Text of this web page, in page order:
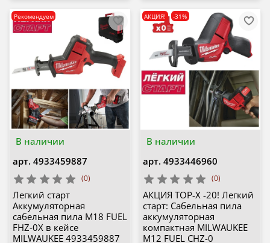
В наличии
Рекомендуем
арт. 4933459887
(0)
Легкий старт
Аккумуляторная
сабельная пила M18 FUEL
FHZ-0X в кейсе
MILWAUKEE 4933459887
В наличии
АКЦИЯ! -31%
арт. 4933446960
(0)
АКЦИЯ TOP-X -20! Легкий
старт: Сабельная пила
аккумуляторная
компактная MILWAUKEE
M12 FUEL CHZ-0